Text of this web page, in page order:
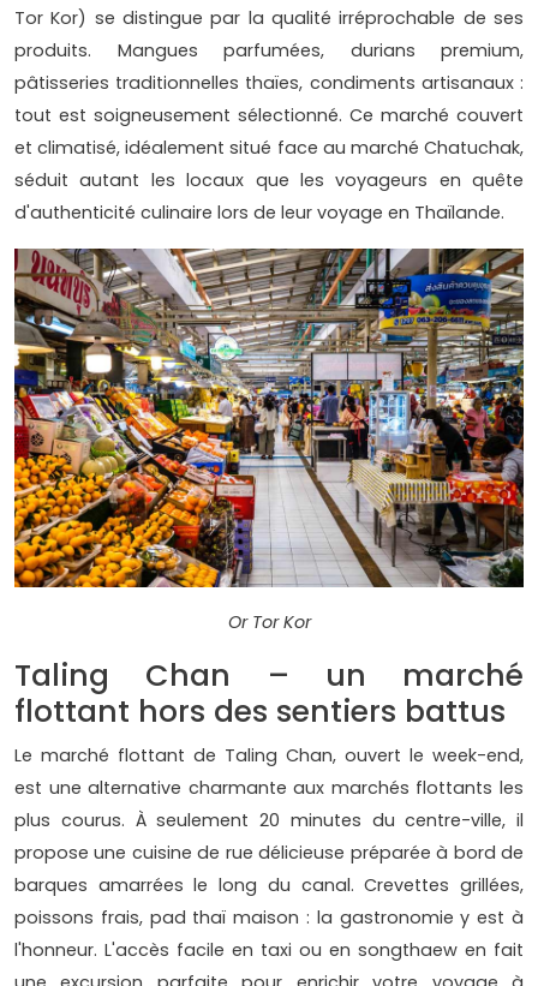
Tor Kor) se distingue par la qualité irréprochable de ses
produits. Mangues parfumées, durians premium,
pâtisseries traditionnelles thaïes, condiments artisanaux :
tout est soigneusement sélectionné. Ce marché couvert
et climatisé, idéalement situé face au marché Chatuchak,
séduit autant les locaux que les voyageurs en quête
d'authenticité culinaire lors de leur voyage en Thaïlande.
Or Tor Kor
Taling Chan – un marché
flottant hors des sentiers battus
Le marché flottant de Taling Chan, ouvert le week-end,
est une alternative charmante aux marchés flottants les
plus courus. À seulement 20 minutes du centre-ville, il
propose une cuisine de rue délicieuse préparée à bord de
barques amarrées le long du canal. Crevettes grillées,
poissons frais, pad thaï maison : la gastronomie y est à
l'honneur. L'accès facile en taxi ou en songthaew en fait